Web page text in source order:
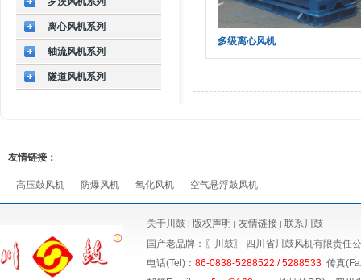
离心风机系列
轴流风机系列
隧道风机系列
多级离心风机
友情链接：
高压鼓风机 防爆风机 氧化风机 空气悬浮鼓风机
关于川鼓 | 版权声明 | 友情链接 | 联系川鼓
国产老品牌：〖川鼓〗
四川省川鼓风机有限责任
电话(Tel)： 86-0838-5288522 / 5288533 传真